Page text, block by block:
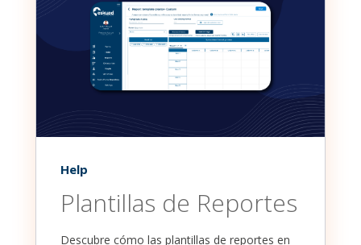
Help
Plantillas de Reportes
Descubre cómo las plantillas de reportes en